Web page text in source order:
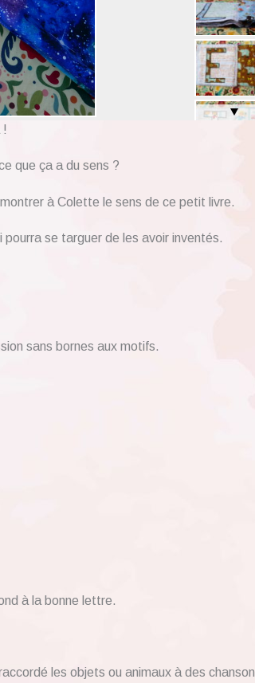
!
que ça a du sens ?
à Colette le sens de ce petit livre.
pourra se targuer de les avoir inventés.
sans bornes aux motifs.
à la bonne lettre.
les objets ou animaux à des